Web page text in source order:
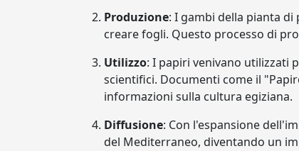
Produzione: I gambi della pianta
creare fogli. Questo processo di
Utilizzo: I papiri venivano utilizzati
scientifici. Documenti come il
informazioni sulla cultura egiziana.
Diffusione: Con l'espansione
del Mediterraneo, diventando un